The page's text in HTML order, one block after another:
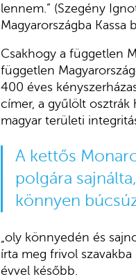
lennem.” (Szegény
Magyarországba Kassa
Csakhogy a független
független
400 éves
címer, a gyűlölt osztrák
magyar területi
A kettős
polgára
könnyen
„oly könnyedén és
írta meg frivol
évvel később.